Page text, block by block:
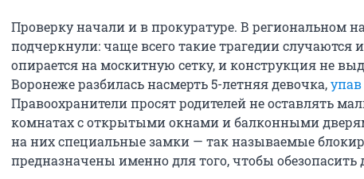
Проверку начали и в прокуратуре. В региональном
подчеркнули: чаще всего такие трагедии случаются
опирается на москитную сетку, и конструкция не
Воронеже разбилась насмерть 5-летняя девочка,упав
Правоохранители просят родителей не оставлять
комнатах с открытыми окнами и балконными
на них специальные замки — так называемые
предназначены именно для того, чтобы обезопасить